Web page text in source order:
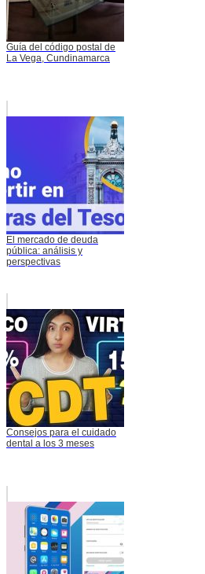
Guía del código postal de
La Vega, Cundinamarca
El mercado de deuda
pública: análisis y
perspectivas
Consejos para el cuidado
dental a los 3 meses